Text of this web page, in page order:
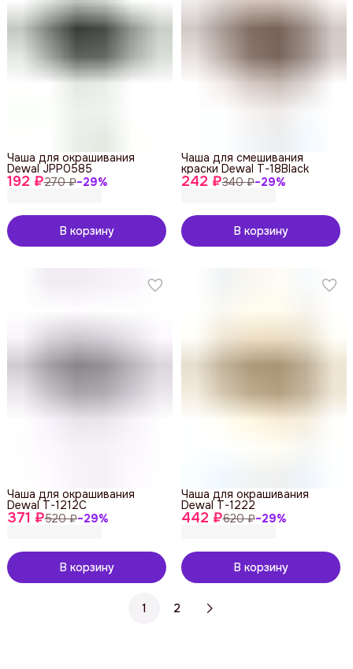
192 ₽270 ₽−29%
Чаша для окрашивания
Dewal JPP0585
В корзину
242 ₽340 ₽−29%
Чаша для смешивания
краски Dewal T-18Black
В корзину
371 ₽520 ₽−29%
Чаша для окрашивания
Dewal T-1212C
В корзину
442 ₽620 ₽−29%
Чаша для окрашивания
Dewal T-1222
В корзину
1 2